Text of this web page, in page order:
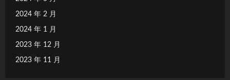
2024 年 2 月
2024 年 1 月
2023 年 12 月
2023 年 11 月